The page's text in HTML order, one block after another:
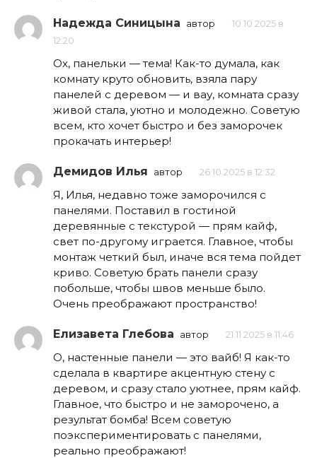
Надежда Синицына автор
10.10.2025 в
12:20
Ох, панельки — тема! Как-то думала, как
комнату круто обновить, взяла пару
панелей с деревом — и вау, комната сразу
живой стала, уютно и молодежно. Советую
всем, кто хочет быстро и без заморочек
прокачать интерьер!
Демидов Илья автор 26.10.2025 в 12:32
Я, Илья, недавно тоже заморочился с
панелями. Поставил в гостиной
деревянные с текстурой — прям кайф,
свет по-другому играется. Главное, чтобы
монтаж четкий был, иначе вся тема пойдет
криво. Советую брать панели сразу
побольше, чтобы швов меньше было.
Очень преображают пространство!
Елизавета Глебова автор 21.11.2025 в 11:46
О, настенные панели — это вайб! Я как-то
сделала в квартире акцентную стену с
деревом, и сразу стало уютнее, прям кайф.
Главное, что быстро и не заморочено, а
результат бомба! Всем советую
поэкспериментировать с панелями,
реально преображают!